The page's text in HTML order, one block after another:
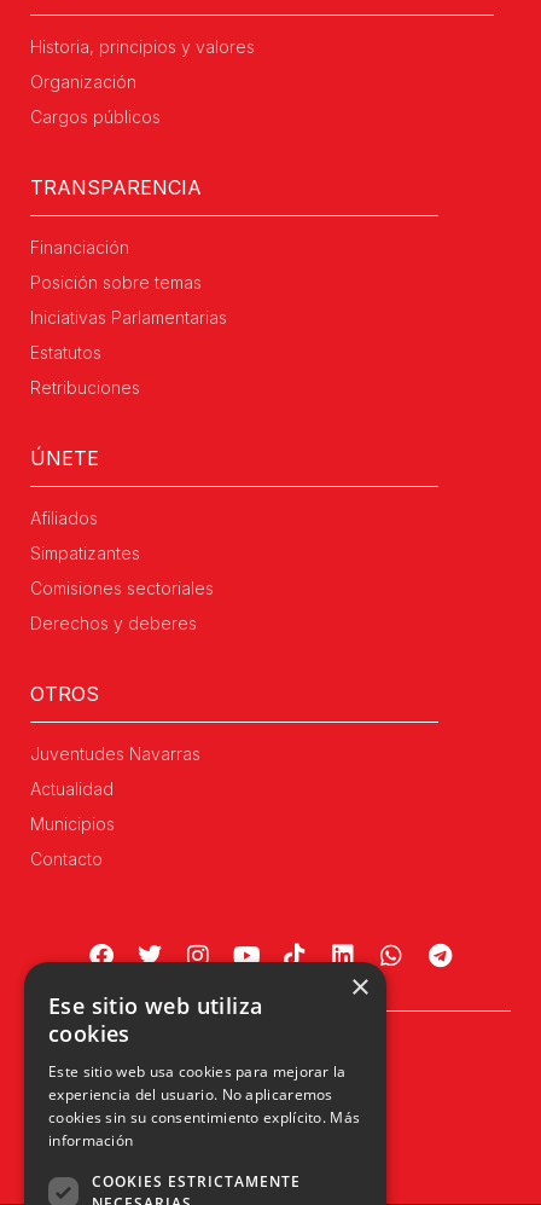
Historia, principios y valores
Organización
Cargos públicos
TRANSPARENCIA
Financiación
Posición sobre temas
Iniciativas Parlamentarias
Estatutos
Retribuciones
ÚNETE
Afiliados
Simpatizantes
Comisiones sectoriales
Derechos y deberes
OTROS
Juventudes Navarras
Actualidad
Municipios
Contacto
31002 Pamplona, Navarra
info@upn.org · 948 223 402
×
Ese sitio web utiliza
cookies
Este sitio web usa cookies para mejorar la
experiencia del usuario. No aplicaremos
cookies sin su consentimiento explícito. Más
información
COOKIES ESTRICTAMENTE